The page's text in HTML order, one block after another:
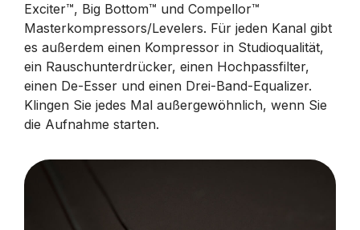
Exciter™, Big Bottom™ und Compellor™
Masterkompressors/Levelers. Für jeden Kanal gibt
es außerdem einen Kompressor in Studioqualität,
ein Rauschunterdrücker, einen Hochpassfilter,
einen De-Esser und einen Drei-Band-Equalizer.
Klingen Sie jedes Mal außergewöhnlich, wenn Sie
die Aufnahme starten.